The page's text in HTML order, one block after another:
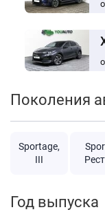
Поколения
Sportage,
III
Год выпуска